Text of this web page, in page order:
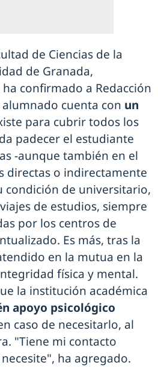
de Ciencias de la
de Granada,
confirmado a Redacción
cuenta con un
para cubrir todos los
padecer el estudiante
-aunque también en el
directas o indirectamente
condición de universitario,
de estudios, siempre
por los centros de
Es más, tras la
en la mutua en la
física y mental.
la institución académica
apoyo psicológico
caso de necesitarlo, al
"Tiene mi contacto
ha agregado.